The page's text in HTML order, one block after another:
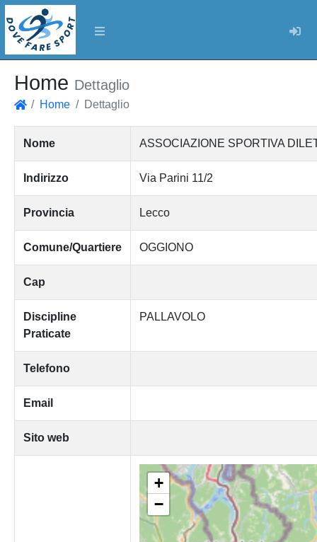
Home Dettaglio
Home Dettaglio
Nome ASSOCIAZIONE SPORTIVA
Indirizzo Via Parini 11/2
Provincia Lecco
Comune/Quartiere OGGIONO
Cap
Discipline
Praticate
PALLAVOLO
Telefono
Email
Sito web
+
−